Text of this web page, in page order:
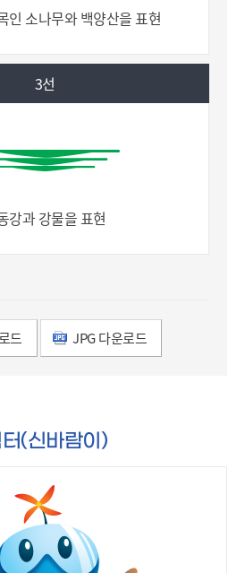
인 소나무와 백양산을 표현
3선
강과 강물을 표현
드 JPG 다운로드
(신바람이)